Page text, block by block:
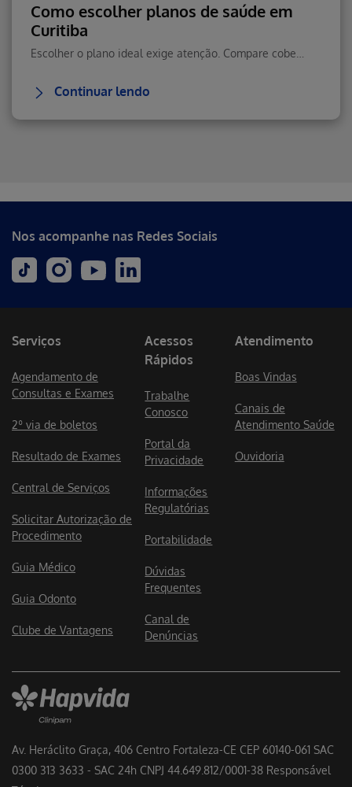
Como escolher planos de saúde em
Curitiba
Continuar lendo
Nos acompanhe nas Redes Sociais
Av. Heráclito Graça, 406 Centro Fortaleza-CE CEP 60140-061 SAC
0300 313 3633 - SAC 24h CNPJ 44.649.812/0001-38 Responsável
Serviços
Agendamento de
Consultas e Exames
2º via de boletos
Resultado de Exames
Central de Serviços
Solicitar Autorização de
Procedimento
Guia Médico
Guia Odonto
Clube de Vantagens
Acessos
Rápidos
Trabalhe
Conosco
Portal da
Privacidade
Informações
Regulatórias
Portabilidade
Dúvidas
Frequentes
Canal de
Denúncias
Atendimento
Boas Vindas
Canais de
Atendimento Saúde
Ouvidoria